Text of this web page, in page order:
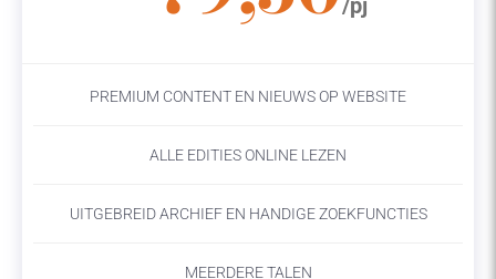
/pj
PREMIUM CONTENT EN NIEUWS OP WEBSITE
ALLE EDITIES ONLINE LEZEN
UITGEBREID ARCHIEF EN HANDIGE ZOEKFUNCTIES
MEERDERE TALEN